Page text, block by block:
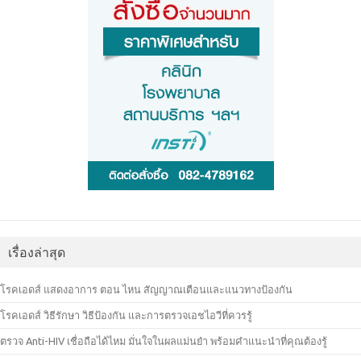
เรื่องล่าสุด
โรคเอดส์ แสดงอาการ ตอน ไหน สัญญาณเตือนและแนวทางป้องกัน
โรคเอดส์ วิธีรักษา วิธีป้องกัน และการตรวจเอชไอวีที่ควรรู้
ตรวจ Anti-HIV เชื่อถือได้ไหม มั่นใจในผลแม่นยำ พร้อมคำแนะนำที่คุณต้องรู้